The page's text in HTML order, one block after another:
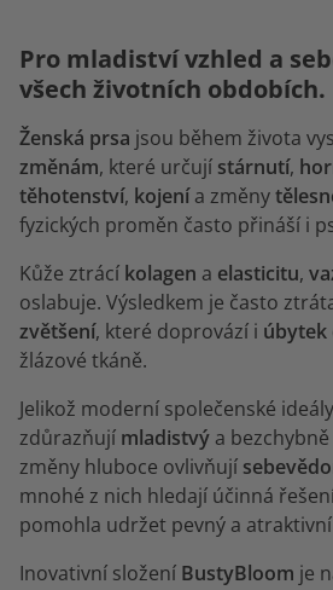
Pro mladiství vzhled a
všech životních obdobích.
Ženská prsa jsou během života
změnám, které určují stárnutí,
těhotenství, kojenía změny
fyzických proměn často přináší i
Kůže ztrácí kolagen a elasticitu,
oslabuje. Výsledkem je často
zvětšení, které doprovází i úbytek
žlázové tkáně.
Jelikož moderní společenské
zdůrazňují mladistvý a
změny hluboce ovlivňují
mnohé z nich hledají účinná
pomohla udržet pevný a
Inovativní složení BustyBloom je